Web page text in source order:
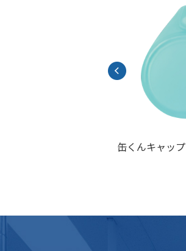
缶くんキャップ